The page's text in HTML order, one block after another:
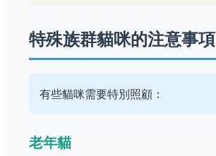
特殊族群貓咪的注意事項
有些貓咪需要特別照顧：
老年貓